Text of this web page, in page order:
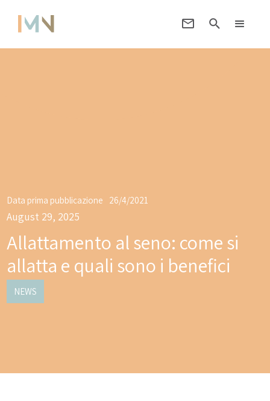
Data prima pubblicazione 26/4/2021
August 29, 2025
Allattamento al seno: come si
allatta e quali sono i benefici
NEWS